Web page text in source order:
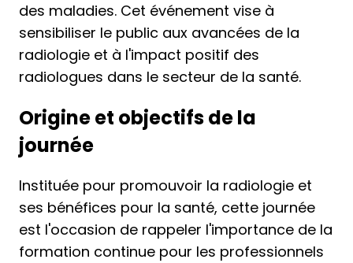
des maladies. Cet événement vise à
sensibiliser le public aux avancées de la
radiologie et à l'impact positif des
radiologues dans le secteur de la santé.
Origine et objectifs de la
journée
Instituée pour promouvoir la radiologie et
ses bénéfices pour la santé, cette journée
est l'occasion de rappeler l'importance de la
formation continue pour les professionnels